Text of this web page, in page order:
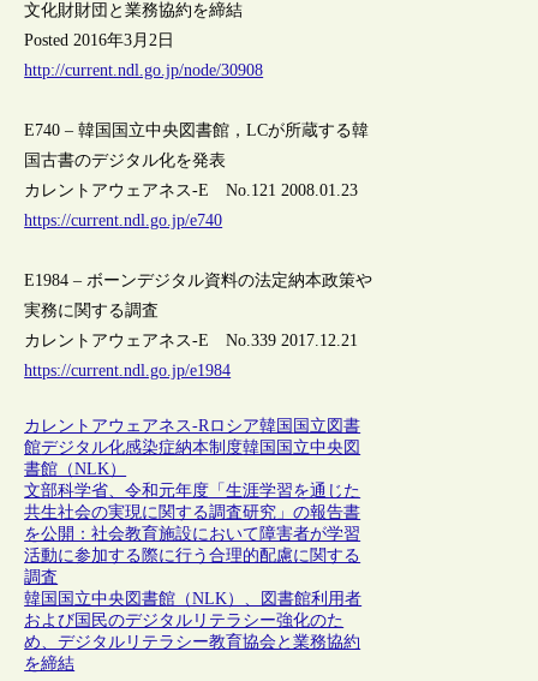
文化財財団と業務協約を締結
Posted 2016年3月2日
http://current.ndl.go.jp/node/30908
E740 – 韓国国立中央図書館，LCが所蔵する韓
国古書のデジタル化を発表
カレントアウェアネス-E No.121 2008.01.23
https://current.ndl.go.jp/e740
E1984 – ボーンデジタル資料の法定納本政策や
実務に関する調査
カレントアウェアネス-E No.339 2017.12.21
https://current.ndl.go.jp/e1984
カレントアウェアネス-Rロシア韓国 国立図書
館デジタル化感染症納本制度韓国国立中央図
書館（NLK）
文部科学省、令和元年度「生涯学習を通じた
共生社会の実現に関する調査研究」の報告書
を公開：社会教育施設において障害者が学習
活動に参加する際に行う合理的配慮に関する
調査
韓国国立中央図書館（NLK）、図書館利用者
および国民のデジタルリテラシー強化のた
め、デジタルリテラシー教育協会と業務協約
を締結